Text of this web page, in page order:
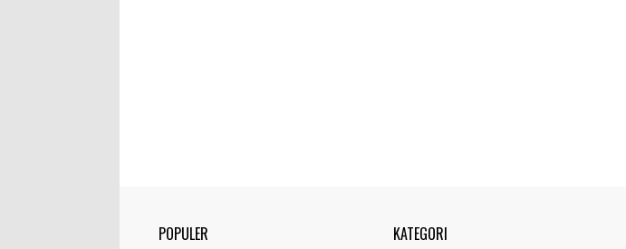
POPULER
KATEGORI